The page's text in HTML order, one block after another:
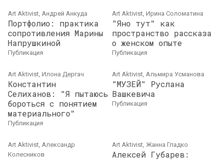
Art Aktivist, Андрей Анкуда
Портфолио: практикa
сопротивления Марины
Напрушкиной
публикация
Art Aktivist, Ирина Соломатина
"Яно тут" как
пространство рассказа
о женском опыте
публикация
Art Aktivist, Илона Дергач
Константин
Селиханов: "Я пытаюсь
бороться с понятием
материального"
публикация
Art Aktivist, Альмира Усманова
"МУЗЕЙ" Руслана
Вашкевича
публикация
Art Aktivist, Александр
Колесников
Art Aktivist, Жанна Гладко
Алексей Губарев: